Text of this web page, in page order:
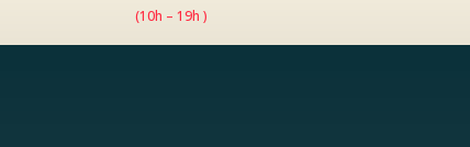
(10h – 19h )